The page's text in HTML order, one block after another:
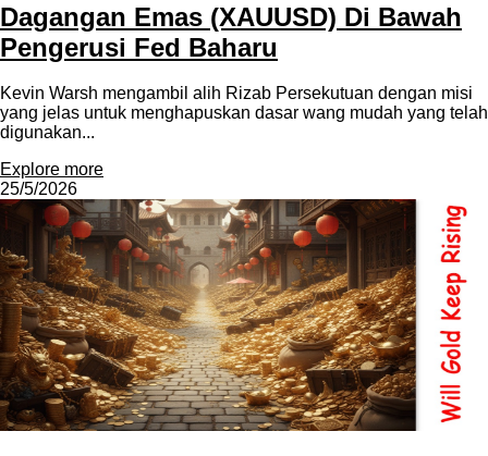
Dagangan Emas (XAUUSD) Di Bawah
Pengerusi Fed Baharu
Kevin Warsh mengambil alih Rizab Persekutuan dengan misi
yang jelas untuk menghapuskan dasar wang mudah yang telah
digunakan...
Explore more
25/5/2026